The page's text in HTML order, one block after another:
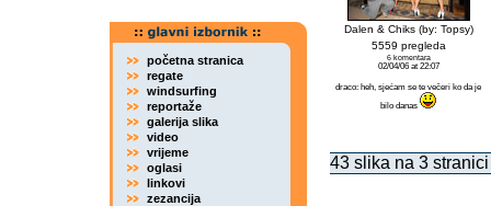
početna stranica
regate
windsurfing
reportaže
galerija slika
video
vrijeme
oglasi
linkovi
zezancija
Dalen & Chiks (by: Topsy)
5559 pregleda
6 komentara
02/04/06 at 22:07
draco: heh, sjećam se te večeri ko da je
bilo danas
43 slika na 3 stranici